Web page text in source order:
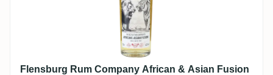
Flensburg Rum Company African & Asian Fusion